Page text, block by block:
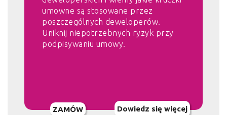
umowne są stosowane przez
poszczególnych deweloperów.
Uniknij niepotrzebnych ryzyk przy
podpisywaniu umowy.
ZAMÓW Dowiedz się więcej